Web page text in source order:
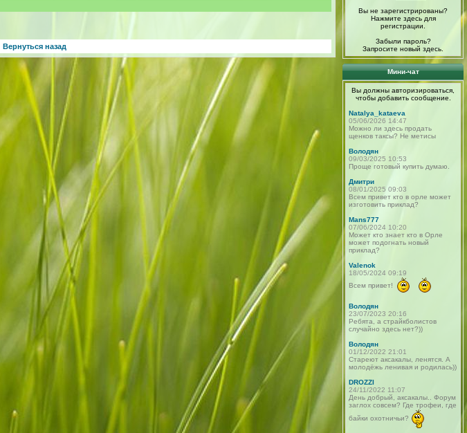
Вернуться назад
Вы не зарегистрированы?
Нажмите здесьдля
регистрации.
Забыли пароль?
Запросите новый здесь.
Мини-чат
Вы должны авторизироваться,
чтобы добавить сообщение.
Natalya_kataeva
05/06/2026 14:47
Можно ли здесь продать
щенков таксы? Не метисы
Володян
09/03/2025 10:53
Проще готовый купить думаю.
Дмитри
08/01/2025 09:03
Всем привет кто в орле может
изготовить приклад?
Mans777
07/06/2024 10:20
Может кто знает кто в Орле
может подогнать новый
приклад?
Valenok
18/05/2024 09:19
Всем привет!
Володян
23/07/2023 20:16
Ребята, а страйкболистов
случайно здесь нет?))
Володян
01/12/2022 21:01
Стареют аксакалы, ленятся. А
молодёжь ленивая и родилась))
DROZZI
24/11/2022 11:07
День добрый, аксакалы.. Форум
заглох совсем? Где трофеи, где
байки охотничьи?